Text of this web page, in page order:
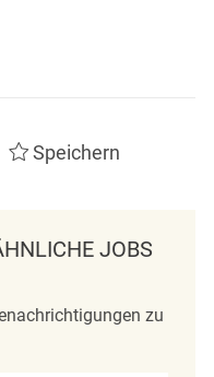
Speichern
JOBS
zu